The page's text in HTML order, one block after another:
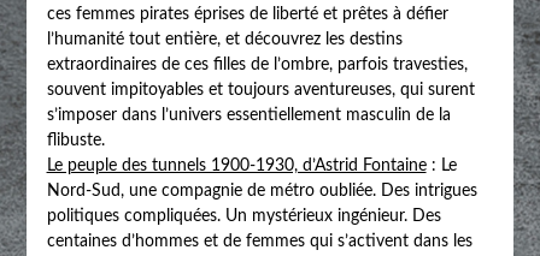
ces femmes pirates éprises de liberté et prêtes à défier
l’humanité tout entière, et découvrez les destins
extraordinaires de ces filles de l’ombre, parfois travesties,
souvent impitoyables et toujours aventureuses, qui surent
s’imposer dans l’univers essentiellement masculin de la
flibuste.
Le peuple des tunnels 1900-1930, d’Astrid Fontaine: Le
Nord-Sud, une compagnie de métro oubliée. Des intrigues
politiques compliquées. Un mystérieux ingénieur. Des
centaines d’hommes et de femmes qui s’activent dans les